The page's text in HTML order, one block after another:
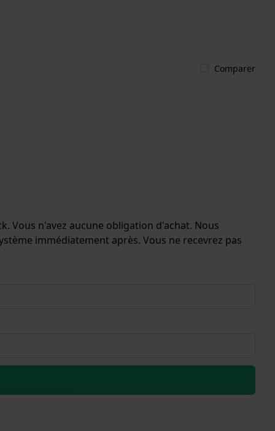
Comparer
Vous n'avez aucune obligation d'achat. Nous
immédiatement après. Vous ne recevrez pas